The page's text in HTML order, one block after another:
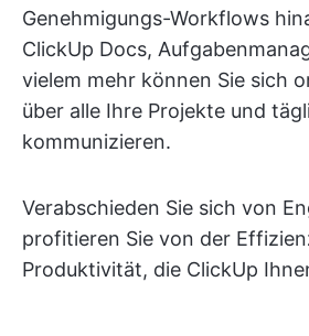
Genehmigungs-Workflows
ClickUp Docs,
vielem mehr können Sie sich
über alle Ihre Projekte und
kommunizieren.
Verabschieden Sie sich von
profitieren Sie von der
Produktivität, die ClickUp